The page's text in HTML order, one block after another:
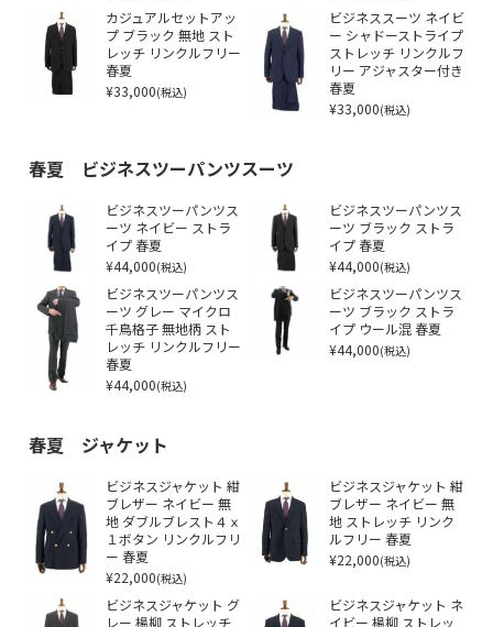
カジュアルセットアッ
プ ブラック 無地 スト
レッチ リンクルフリー
春夏
¥33,000(税込)
ビジネススーツ ネイビ
ー シャドーストライプ
ストレッチ リンクルフ
リー アジャスター付き
春夏
¥33,000(税込)
春夏 ビジネスツーパンツスーツ
ビジネスツーパンツス
ーツ ネイビー ストラ
イプ 春夏
¥44,000(税込)
ビジネスツーパンツス
ーツ ブラック ストラ
イプ 春夏
¥44,000(税込)
ビジネスツーパンツス
ーツ グレー マイクロ
千鳥格子 無地柄 スト
レッチ リンクルフリー
春夏
¥44,000(税込)
ビジネスツーパンツス
ーツ ブラック ストラ
イプ ウール混 春夏
¥44,000(税込)
春夏 ジャケット
ビジネスジャケット 紺
ブレザー ネイビー 無
地 ダブルブレスト４ｘ
１ボタン リンクルフリ
ー 春夏
¥22,000(税込)
ビジネスジャケット 紺
ブレザー ネイビー 無
地 ストレッチ リンク
ルフリー 春夏
¥22,000(税込)
ビジネスジャケット グ
レー 楊柳 ストレッチ
ビジネスジャケット ネ
イビー 楊柳 ストレッ